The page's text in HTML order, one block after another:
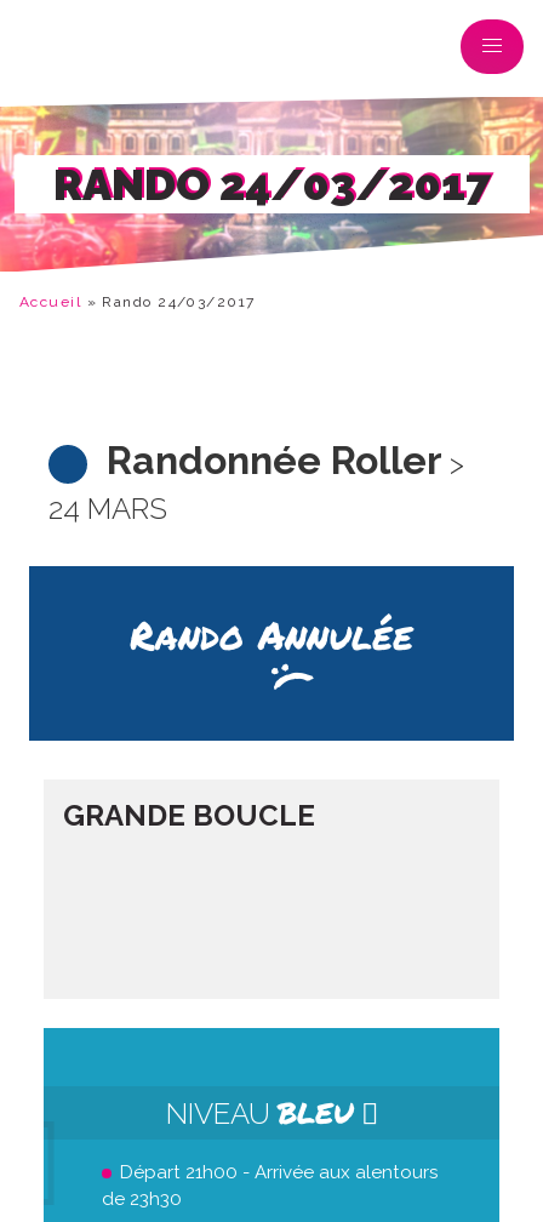
RANDO 24/03/2017
Accueil » Rando 24/03/2017
Randonnée Roller >
24 MARS
Rando Annulée
GRANDE BOUCLE
NIVEAUBLEU
Départ 21h00 - Arrivée aux alentours
de 23h30